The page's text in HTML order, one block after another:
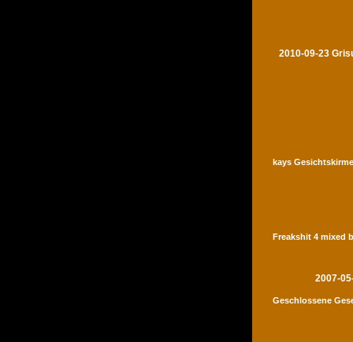
2010-09-23
kays
Freakshit 4 mixed
2007-
Geschlossene